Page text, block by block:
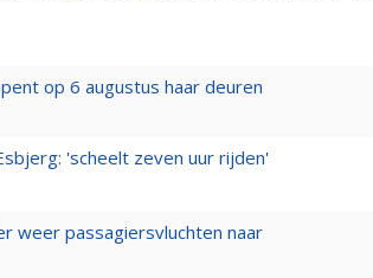
op 6 augustus haar deuren
'scheelt zeven uur rijden'
weer passagiersvluchten naar